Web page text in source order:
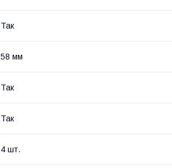
Так
58 мм
Так
Так
4 шт.